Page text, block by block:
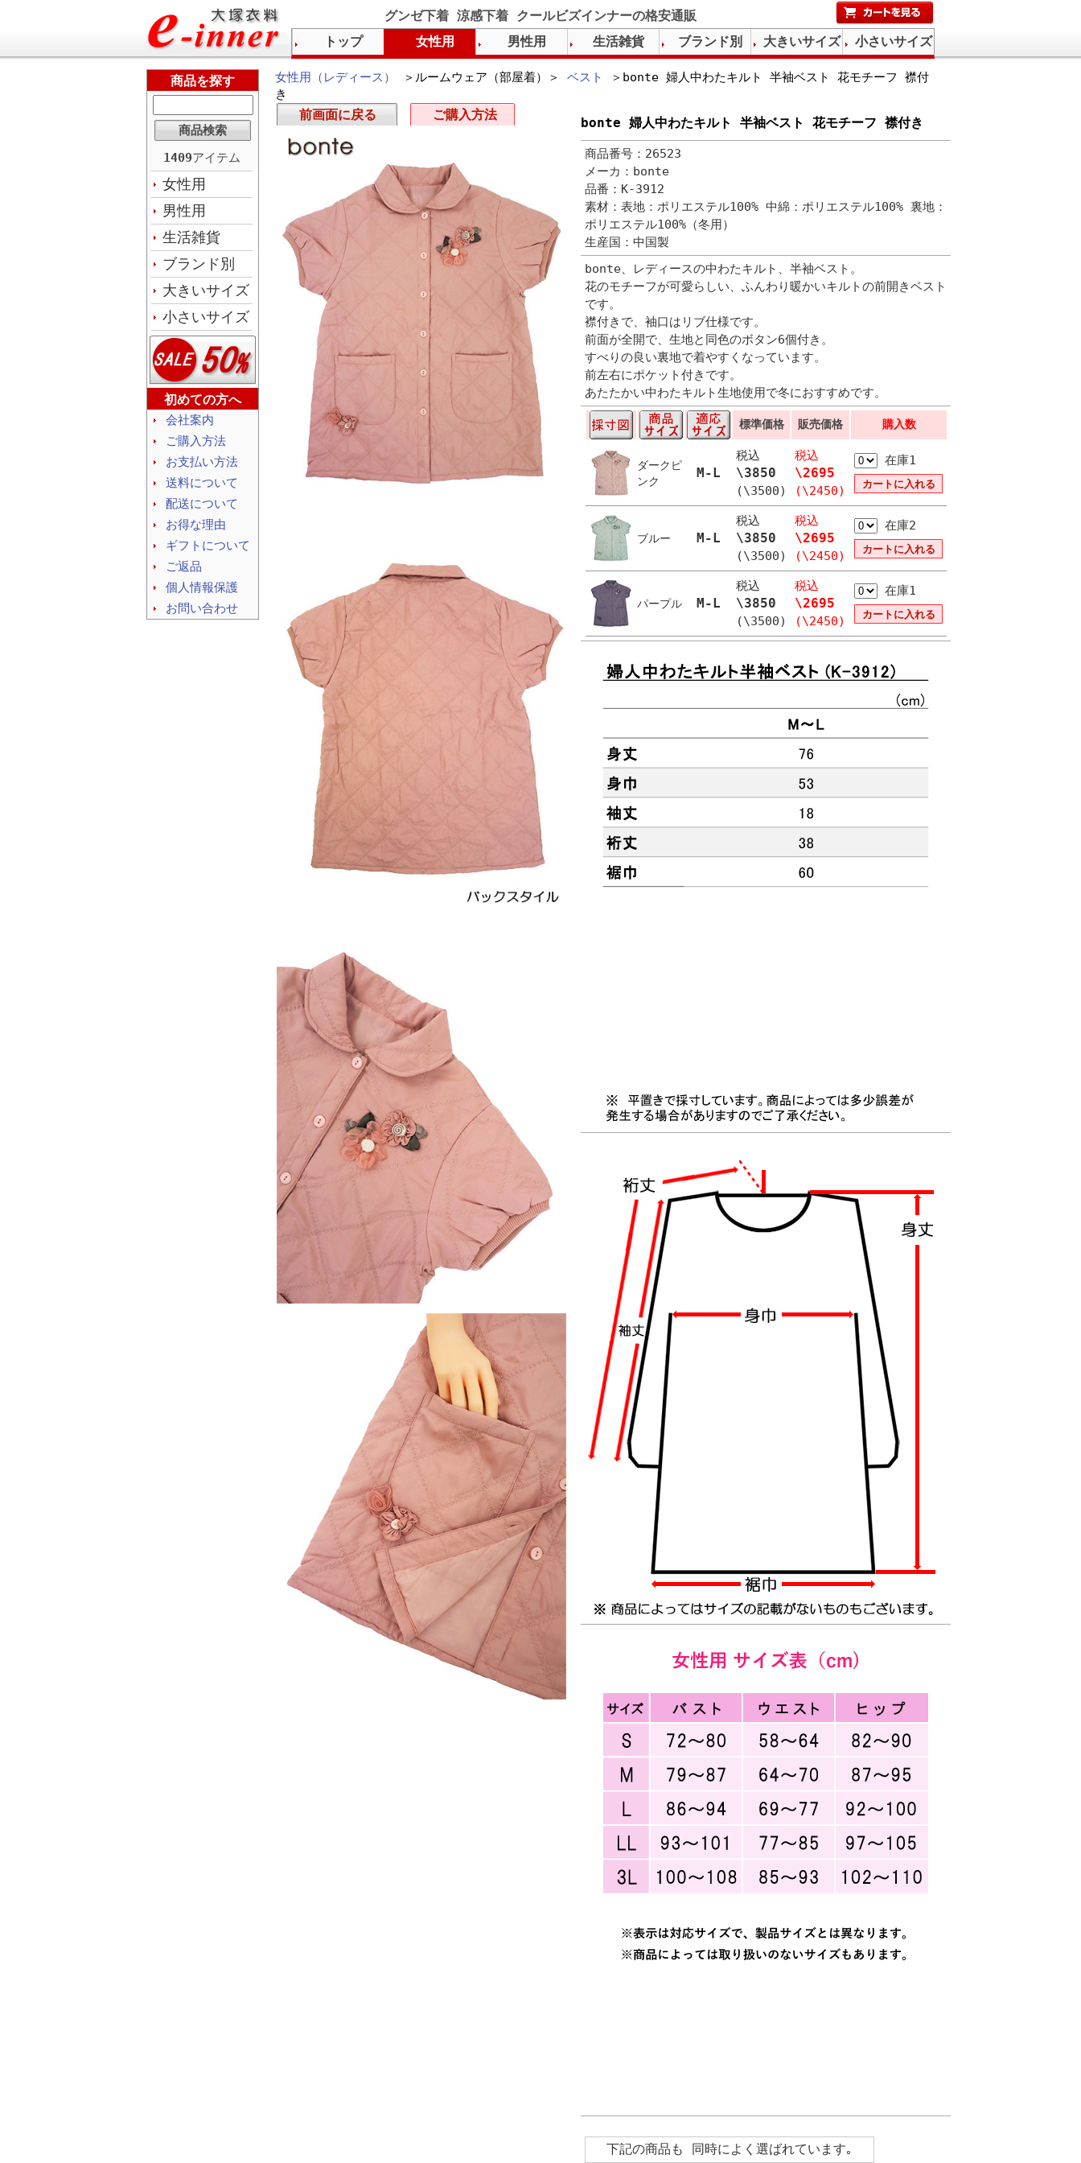
グンゼ下着 涼感下着 クールビズインナーの格安通販
女性用（レディース） ＞ルームウェア（部屋着）＞ ベスト
＞bonte 婦人中わたキルト 半袖ベスト 花モチーフ 襟付
き
bonte 婦人中わたキルト 半袖ベスト 花モチーフ 襟付き
商品番号：26523
メーカ：bonte
品番：K-3912
素材：表地：ポリエステル100% 中綿：ポリエステル100% 裏地：
ポリエステル100%（冬用）
生産国：中国製
bonte、レディースの中わたキルト、半袖ベスト。
花のモチーフが可愛らしい、ふんわり暖かいキルトの前開きベスト
です。
襟付きで、袖口はリブ仕様です。
前面が全開で、生地と同色のボタン6個付き。
すべりの良い裏地で着やすくなっています。
前左右にポケット付きです。
あたたかい中わたキルト生地使用で冬におすすめです。
標準価格 販売価格 購入数
ダークピ
ンク
M-L
税込
\3850
(\3500)
税込
\2695
(\2450)
在庫1
ブルー M-L
税込
\3850
(\3500)
税込
\2695
(\2450)
在庫2
パープル M-L
税込
\3850
(\3500)
税込
\2695
(\2450)
在庫1
下記の商品も 同時によく選ばれています｡
前画面に戻る ご購入方法
商品を探す
1409アイテム
女性用
男性用
生活雑貨
ブランド別
大きいサイズ
小さいサイズ
初めての方へ
会社案内
ご購入方法
お支払い方法
送料について
配送について
お得な理由
ギフトについて
ご返品
個人情報保護
お問い合わせ
トップ 女性用 男性用 生活雑貨 ブランド別 大きいサイズ 小さいサイズ